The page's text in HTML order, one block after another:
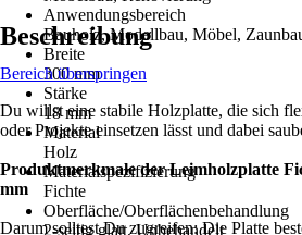
Anwendungsbereich
Bauholz, Modellbau, Möbel,
Breite
300 mm
Stärke
18 mm
Material
Holz
Materialspezifizierung
Fichte
Oberfläche/Oberflächenbehandlung
2-seitig glatt, Unbehandelt
Beschreibung
Bereich überspringen
Du willst eine stabile Holzplatte, die sich
oder Projekte einsetzen lässt und dabei
Produktmerkmale der Leimholzplatte
mm
Darum solltest Du zugreifen: Die Platte